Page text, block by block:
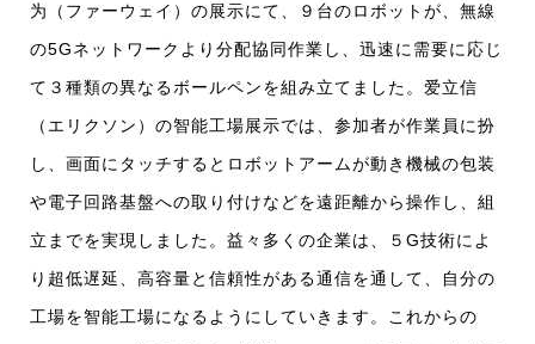
为（ファーウェイ）の展示にて、９台のロボットが、無線
の5Gネットワークより分配協同作業し、迅速に需要に応じ
て３種類の異なるボールペンを組み立てました。爱立信
（エリクソン）の智能工場展示では、参加者が作業員に扮
し、画面にタッチするとロボットアームが動き機械の包装
や電子回路基盤への取り付けなどを遠距離から操作し、組
立までを実現しました。益々多くの企業は、５G技術によ
り超低遅延、高容量と信頼性がある通信を通して、自分の
工場を智能工場になるようにしていきます。これからの